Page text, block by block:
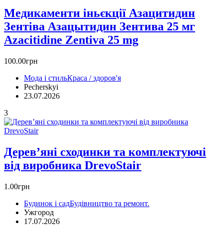
Медикаменти іньєкції Азацитидин
Зентіва Азацытидин Зентива 25 мг
Azacitidine Zentiva 25 mg
100.00грн
Мода і стильКраса / здоров'я
Pecherskyi
23.07.2026
3
Дерев’яні сходинки та комплектуючі
від виробника DrevoStair
1.00грн
Будинок і садБудівництво та ремонт.
Ужгород
17.07.2026